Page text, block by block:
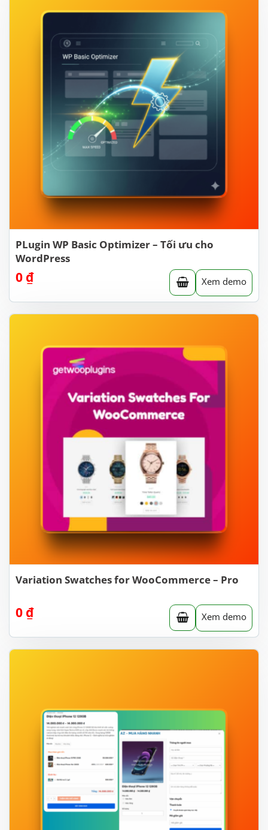
PLugin WP Basic Optimizer – Tối ưu cho
WordPress
0 ₫ Xem demo
Variation Swatches for WooCommerce – Pro
0 ₫ Xem demo